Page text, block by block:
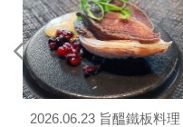
2026.06.23 旨醞鐵板料理